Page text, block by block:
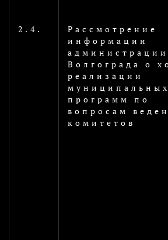
2.4.
Рассмотрение
информации
администрации
Волгограда о
реализации
муниципальных
программ по
вопросам
комитетов